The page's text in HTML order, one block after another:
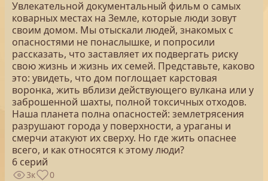
Увлекательной документальный фильм о самых
коварных местах на Земле, которые люди зовут
своим домом. Мы отыскали людей, знакомых с
опасностями не понаслышке, и попросили
рассказать, что заставляет их подвергать риску
свою жизнь и жизнь их семей. Представьте, каково
это: увидеть, что дом поглощает карстовая
воронка, жить вблизи действующего вулкана или у
заброшенной шахты, полной токсичных отходов.
Наша планета полна опасностей: землетрясения
разрушают города у поверхности, а ураганы и
смерчи атакуют их сверху. Но где жить опаснее
всего, и как относятся к этому люди?
6 серий
3к 0